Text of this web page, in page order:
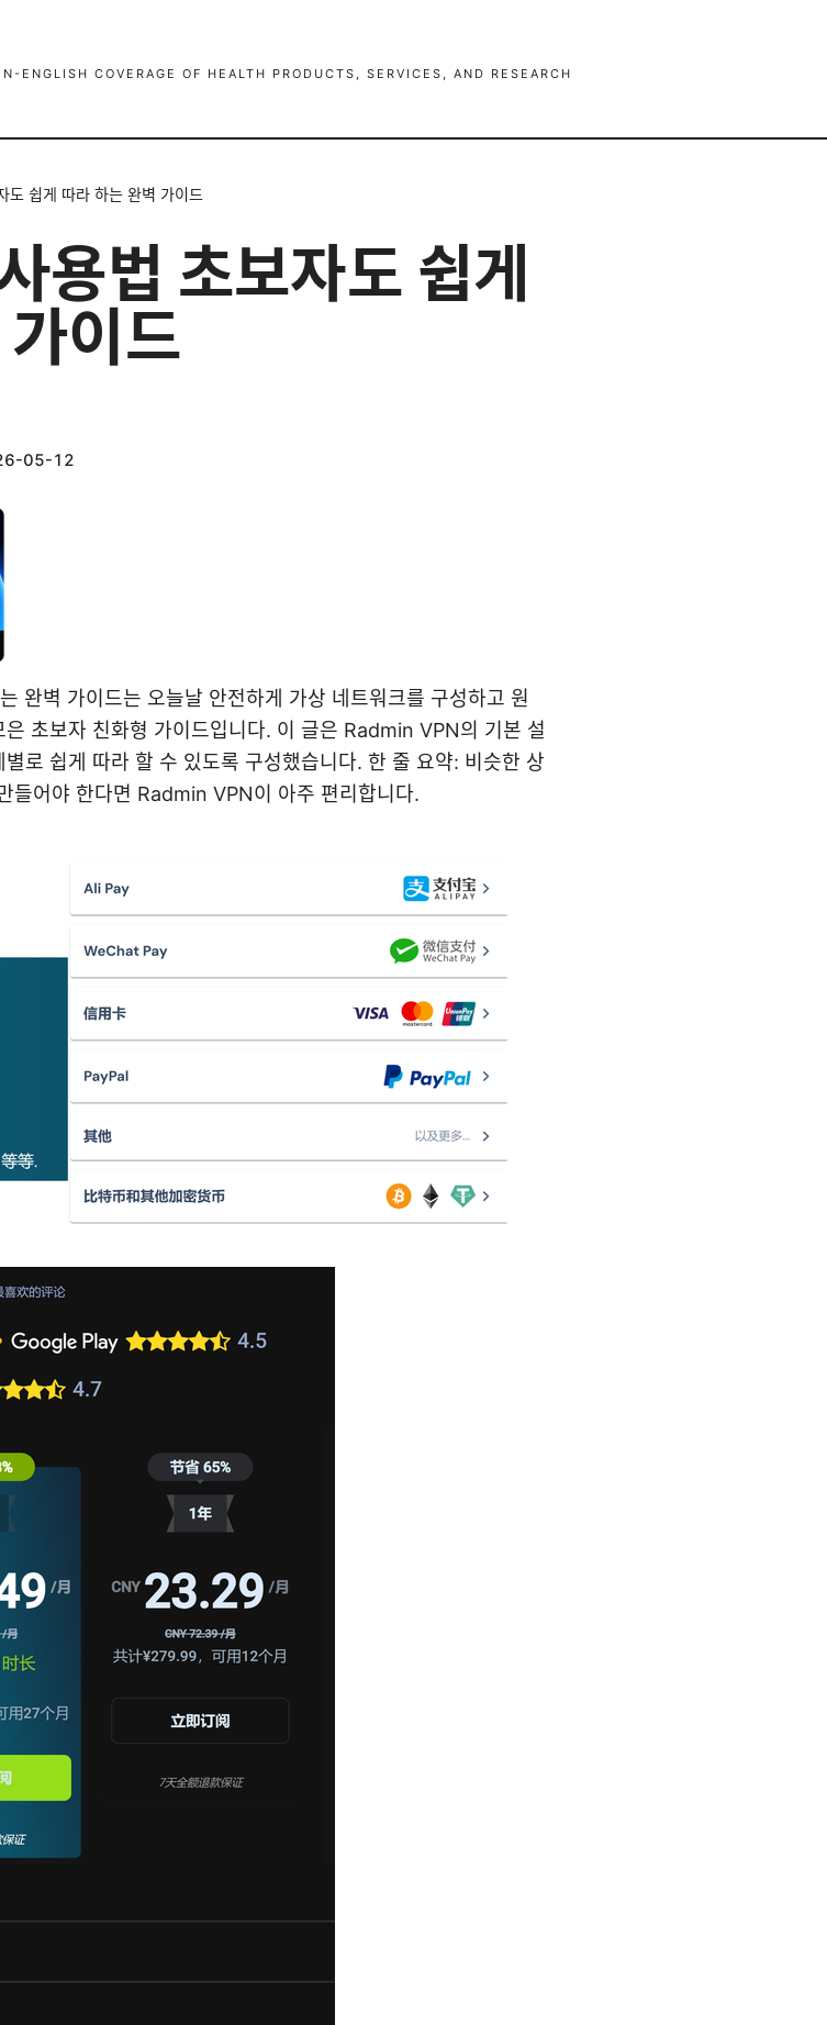
ENGLISH COVERAGE OF HEALTH PRODUCTS, SERVICES, AND RESEARCH
쉽게 따라 하는 완벽 가이드
법 초보자도 쉽게
이드
05-12
완벽 가이드는 오늘날 안전하게 가상 네트워크를 구성하고 원
초보자 친화형 가이드입니다. 이 글은 Radmin VPN의 기본 설
로 쉽게 따라 할 수 있도록 구성했습니다. 한 줄 요약: 비슷한 상
들어야 한다면 Radmin VPN이 아주 편리합니다.